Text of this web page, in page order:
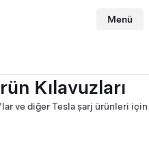
Menü
Kılavuzları
ve diğer Tesla şarj ürünleri için